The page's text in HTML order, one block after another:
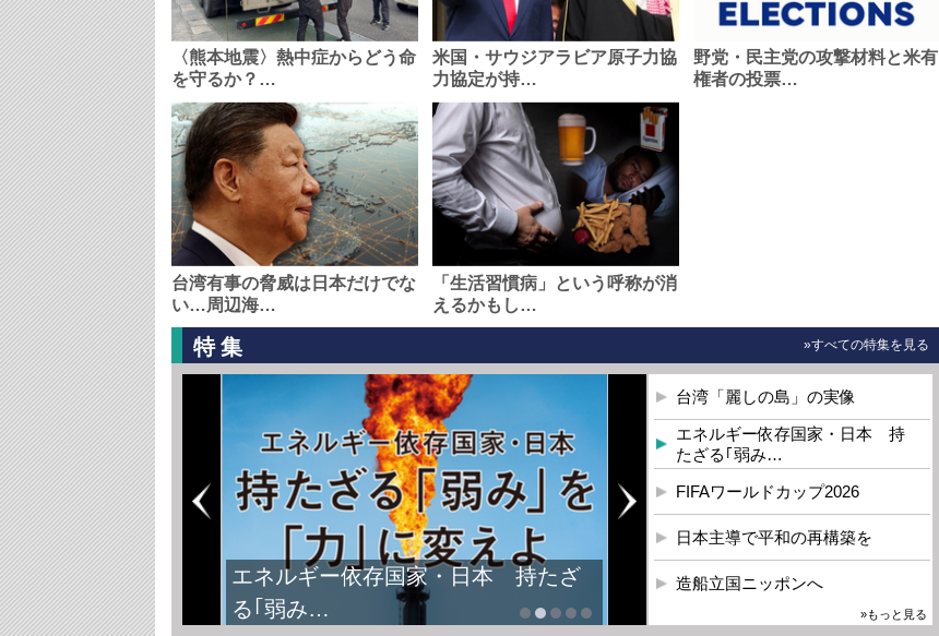
〈熊本地震〉熱中症からどう命
を守るか？…
米国・サウジアラビア原子力協
力協定が持…
野党・民主党の攻撃材料と米有
権者の投票…
台湾有事の脅威は日本だけでな
い…周辺海…
「生活習慣病」という呼称が消
えるかもし…
特集 »すべての特集を見る
エネルギー依存国家・日本 持たざ
る｢弱み…
台湾「麗しの島」の実像
エネルギー依存国家・日本 持
たざる｢弱み…
FIFAワールドカップ2026
日本主導で平和の再構築を
造船立国ニッポンへ
»もっと見る